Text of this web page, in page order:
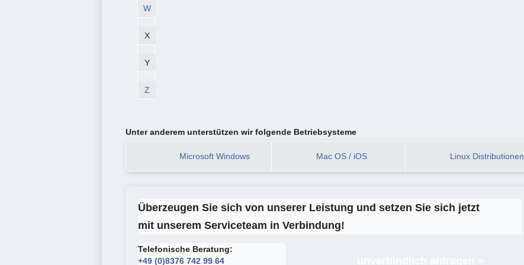
W
X
Y
Z
Unter anderem unterstützen wir folgende Betriebsysteme
Microsoft Windows Mac OS / iOS Linux Distributionen
Überzeugen Sie sich von unserer Leistung und setzen Sie sich jetzt
mit unserem Serviceteam in Verbindung!
Telefonische Beratung:
+49 (0)8376 742 99 64